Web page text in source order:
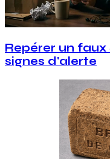
Repérer un faux
signes d'alerte